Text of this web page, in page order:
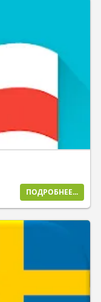
ПОДРОБНЕЕ...